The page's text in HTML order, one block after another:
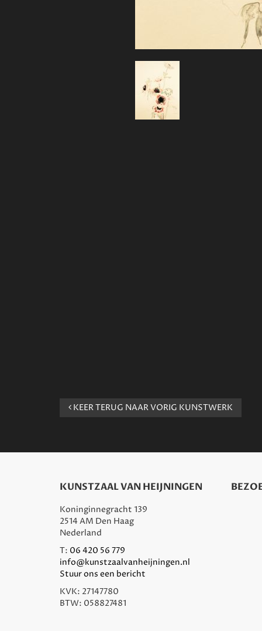
KEER TERUG NAAR VORIG KUNSTWERK
KUNSTZAAL VAN HEIJNINGEN
Koninginnegracht 139
2514 AM Den Haag
Nederland
T: 06 420 56 779
info@kunstzaalvanheijningen.nl
Stuur ons een bericht
KVK: 27147780
BTW: 058827481